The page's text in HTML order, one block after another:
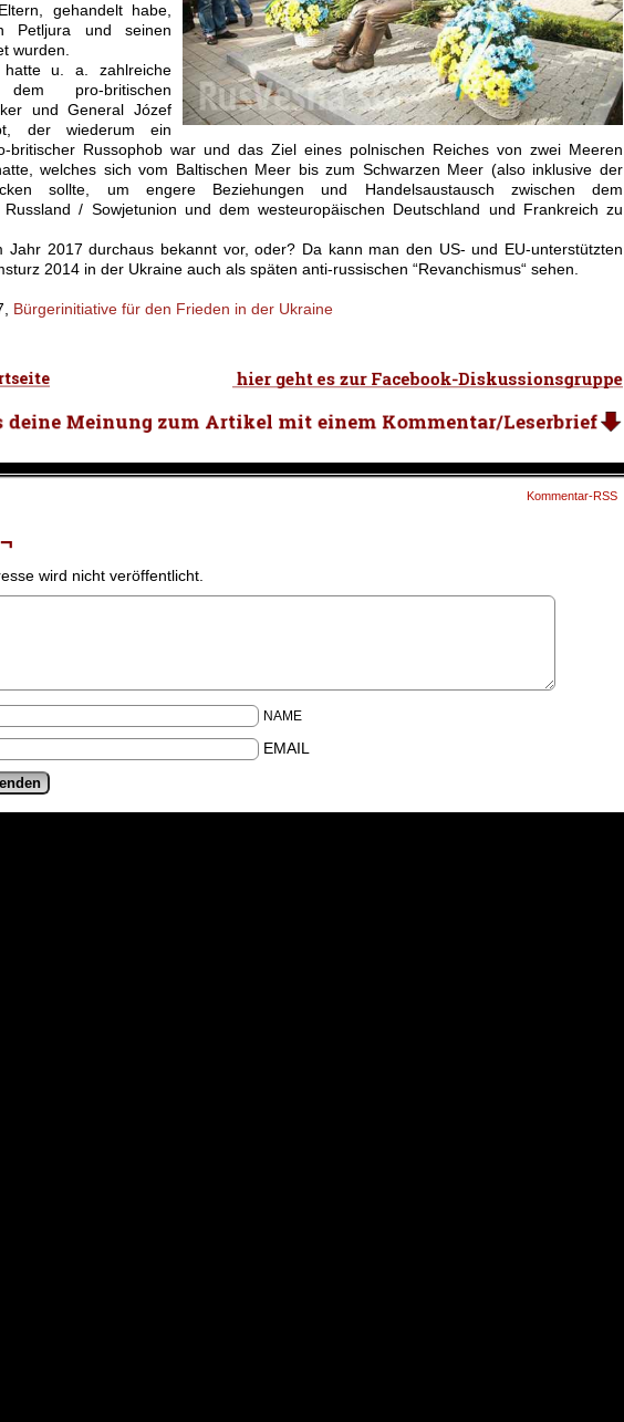
gehandelt habe,
Petljura und seinen
wurden.
hatte u. a. zahlreiche
pro-britischen
und General Józef
der wiederum ein
britischer Russophob war und das Ziel eines polnischen Reiches von zwei Meeren
welches sich vom Baltischen Meer bis zum Schwarzen Meer (also inklusive der
sollte, um engere Beziehungen und Handelsaustausch zwischen dem
Russland / Sowjetunion und dem westeuropäischen Deutschland und Frankreich zu
Jahr 2017 durchaus bekannt vor, oder? Da kann man den US- und EU-unterstützten
2014 in der Ukraine auch als späten anti-russischen “Revanchismus“ sehen.
Bürgerinitiative für den Frieden in der Ukraine
Kommentar-RSS
wird nicht veröffentlicht.
NAME
EMAIL